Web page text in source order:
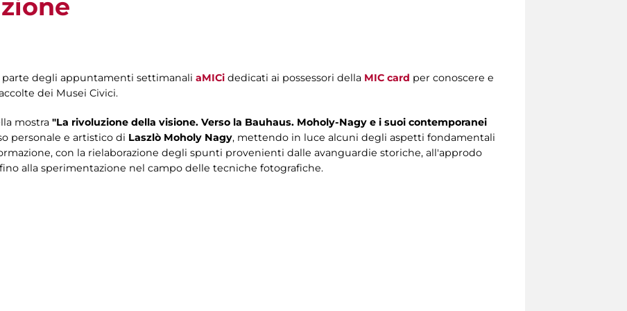
parte degli appuntamenti settimanali aMICi dedicati ai possessori della MIC card per conoscere e
dei Musei Civici.
mostra "La rivoluzione della visione. Verso la Bauhaus. Moholy-Nagy e i suoi contemporanei
personale e artistico di Laszlò Moholy Nagy, mettendo in luce alcuni degli aspetti fondamentali
con la rielaborazione degli spunti provenienti dalle avanguardie storiche, all'approdo
alla sperimentazione nel campo delle tecniche fotografiche.